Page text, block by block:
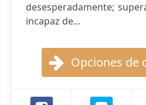
desesperadamente;
incapaz de...
Opciones de